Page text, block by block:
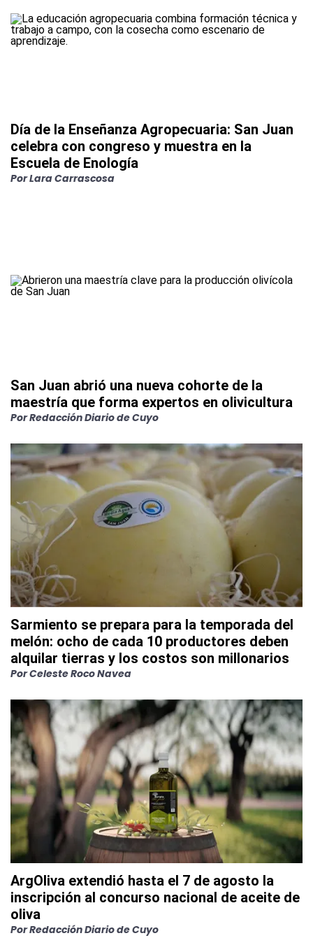
Día de la Enseñanza Agropecuaria: San Juan
celebra con congreso y muestra en la
Escuela de Enología
PorLara Carrascosa
San Juan abrió una nueva cohorte de la
maestría que forma expertos en olivicultura
PorRedacción Diario de Cuyo
Sarmiento se prepara para la temporada del
melón: ocho de cada 10 productores deben
alquilar tierras y los costos son millonarios
PorCeleste Roco Navea
ArgOliva extendió hasta el 7 de agosto la
inscripción al concurso nacional de aceite de
oliva
PorRedacción Diario de Cuyo